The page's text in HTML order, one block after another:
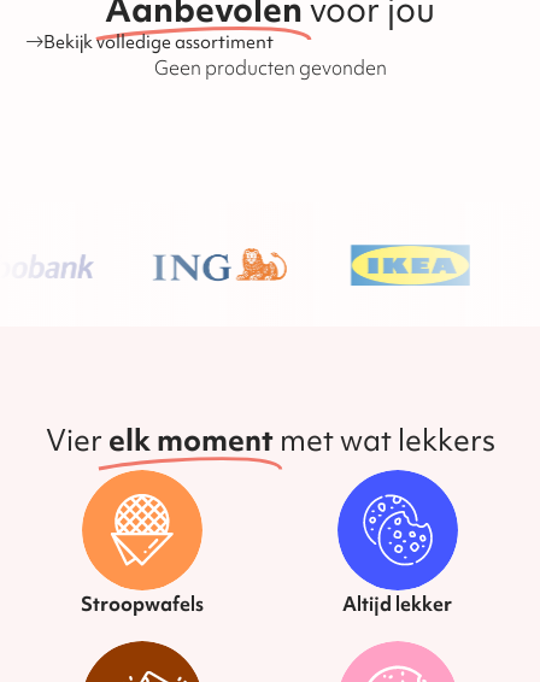
website.Aanbevolenvoor jou
Bekijk volledige assortiment
Geen producten gevonden
Vier elk moment met wat lekkers
Stroopwafels Altijd lekker